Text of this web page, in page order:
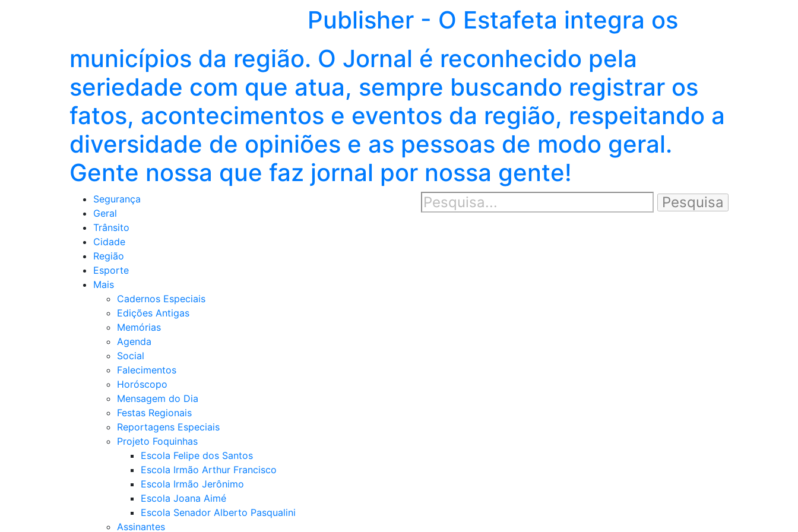
Publisher - O Estafeta integra os
municípios da região. O Jornal é reconhecido pela
seriedade com que atua, sempre buscando registrar os
fatos, acontecimentos e eventos da região, respeitando a
diversidade de opiniões e as pessoas de modo geral.
Gente nossa que faz jornal por nossa gente!
Segurança
Geral
Trânsito
Cidade
Região
Esporte
Mais
Cadernos Especiais
Edições Antigas
Memórias
Agenda
Social
Falecimentos
Horóscopo
Mensagem do Dia
Festas Regionais
Reportagens Especiais
Projeto Foquinhas
Escola Felipe dos Santos
Escola Irmão Arthur Francisco
Escola Irmão Jerônimo
Escola Joana Aimé
Escola Senador Alberto Pasqualini
Assinantes